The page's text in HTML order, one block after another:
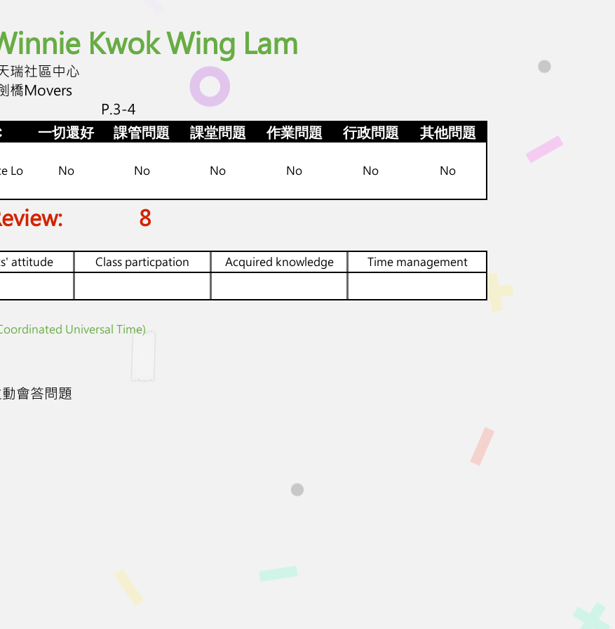
Kwok Wing Lam
瑞社區中心
橋Movers
P.3-4
一切還好 課管問題 課堂問題 作業問題 行政問題 其他問題
Lo No No No No No No
8
attitude Class particpation Acquired knowledge Time management
Universal Time)
會答問題